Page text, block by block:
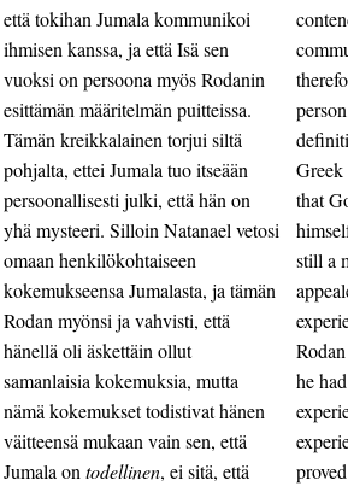
että tokihan Jumala kommunikoi
ihmisen kanssa, ja että Isä sen
vuoksi on persoona myös Rodanin
esittämän määritelmän puitteissa.
Tämän kreikkalainen torjui siltä
pohjalta, ettei Jumala tuo itseään
persoonallisesti julki, että hän on
yhä mysteeri. Silloin Natanael vetosi
omaan henkilökohtaiseen
kokemukseensa Jumalasta, ja tämän
Rodan myönsi ja vahvisti, että
hänellä oli äskettäin ollut
samanlaisia kokemuksia, mutta
nämä kokemukset todistivat hänen
väitteensä mukaan vain sen, että
Jumala on todellinen, ei sitä, että
Greek
that
still a
he